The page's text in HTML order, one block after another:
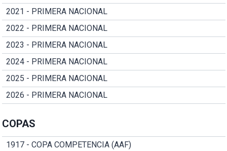
2021 - PRIMERA NACIONAL
2022 - PRIMERA NACIONAL
2023 - PRIMERA NACIONAL
2024 - PRIMERA NACIONAL
2025 - PRIMERA NACIONAL
2026 - PRIMERA NACIONAL
COPAS
1917 - COPA COMPETENCIA (AAF)